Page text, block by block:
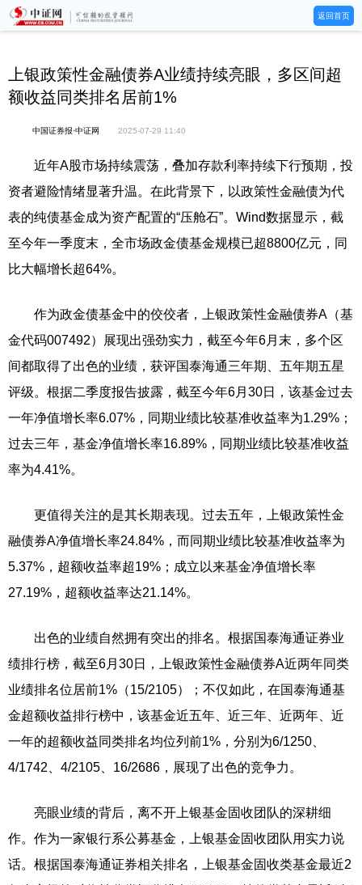
返回首页
上银政策性金融债券A业绩持续亮眼，多区间超
额收益同类排名居前1%
中国证券报·中证网 2025-07-29 11:40
近年A股市场持续震荡，叠加存款利率持续下行预期，投
资者避险情绪显著升温。在此背景下，以政策性金融债为代
表的纯债基金成为资产配置的“压舱石”。Wind数据显示，截
至今年一季度末，全市场政金债基金规模已超8800亿元，同
比大幅增长超64%。
作为政金债基金中的佼佼者，上银政策性金融债券A（基
金代码007492）展现出强劲实力，截至今年6月末，多个区
间都取得了出色的业绩，获评国泰海通三年期、五年期五星
评级。根据二季度报告披露，截至今年6月30日，该基金过去
一年净值增长率6.07%，同期业绩比较基准收益率为1.29%；
过去三年，基金净值增长率16.89%，同期业绩比较基准收益
率为4.41%。
更值得关注的是其长期表现。过去五年，上银政策性金
融债券A净值增长率24.84%，而同期业绩比较基准收益率为
5.37%，超额收益率超19%；成立以来基金净值增长率
27.19%，超额收益率达21.14%。
出色的业绩自然拥有突出的排名。根据国泰海通证券业
绩排行榜，截至6月30日，上银政策性金融债券A近两年同类
业绩排名位居前1%（15/2105）；不仅如此，在国泰海通基
金超额收益排行榜中，该基金近五年、近三年、近两年、近
一年的超额收益同类排名均位列前1%，分别为6/1250、
4/1742、4/2105、16/2686，展现了出色的竞争力。
亮眼业绩的背后，离不开上银基金固收团队的深耕细
作。作为一家银行系公募基金，上银基金固收团队用实力说
话。根据国泰海通证券相关排名，上银基金固收类基金最近2